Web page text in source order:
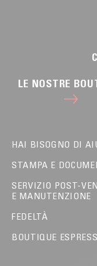
LE NOSTRE
HAI BISOGNO DI
STAMPA E
SERVIZIO POST-
E MANUTENZIONE
FEDELTÀ
BOUTIQUE